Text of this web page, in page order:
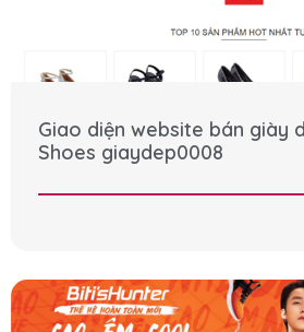
Giao diện website bán giày
Shoes giaydep0008